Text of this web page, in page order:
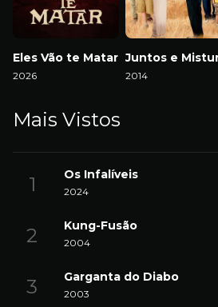
Eles Vão te Matar
2026 2014
Mais Vistos
Os Infalíveis
2024
Kung-Fusão
2004
Garganta do Diabo
2003